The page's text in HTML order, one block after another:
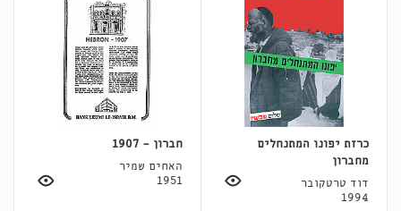
כרזת יפונו המתנחלים
מחברון
דוד טרטקובר
1994
חברון - 1907
האחים שמיר
1951